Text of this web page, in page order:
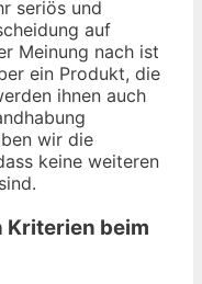
seriös und
auf
Meinung nach ist
ein Produkt, die
ihnen auch
wir die
keine weiteren
Kriterien beim